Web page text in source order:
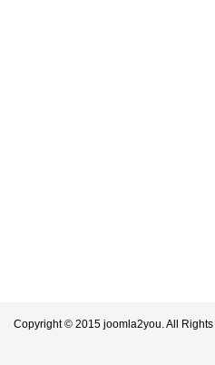
Copyright © 2015 joomla2you. All